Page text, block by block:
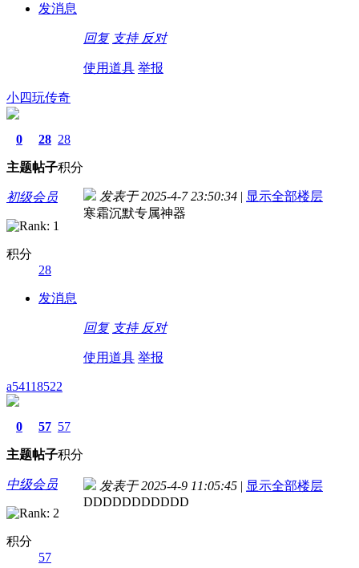
发消息
回复 支持 反对
使用道具 举报
小四玩传奇
0
主题
28
帖子
28
积分
初级会员
积分
28
发消息
发表于 2025-4-7 23:50:34 | 显示全部楼层
寒霜沉默专属神器
回复 支持 反对
使用道具 举报
a54118522
0
主题
57
帖子
57
积分
中级会员
积分
57
发表于 2025-4-9 11:05:45 | 显示全部楼层
DDDDDDDDDDD